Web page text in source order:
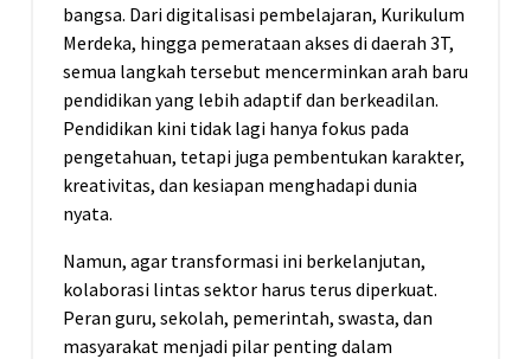
bangsa. Dari digitalisasi pembelajaran, Kurikulum
Merdeka, hingga pemerataan akses di daerah 3T,
semua langkah tersebut mencerminkan arah baru
pendidikan yang lebih adaptif dan berkeadilan.
Pendidikan kini tidak lagi hanya fokus pada
pengetahuan, tetapi juga pembentukan karakter,
kreativitas, dan kesiapan menghadapi dunia
nyata.
Namun, agar transformasi ini berkelanjutan,
kolaborasi lintas sektor harus terus diperkuat.
Peran guru, sekolah, pemerintah, swasta, dan
masyarakat menjadi pilar penting dalam